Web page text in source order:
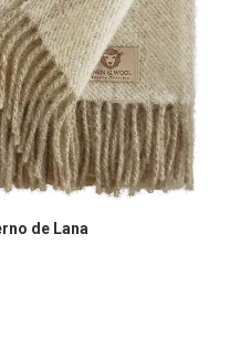
AMAZON
de Lana